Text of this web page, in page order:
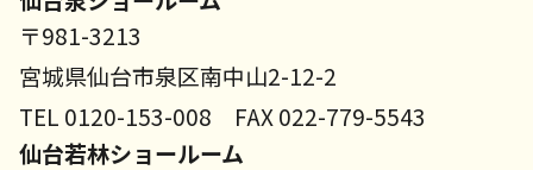
〒981-3213
宮城県仙台市泉区南中山2-12-2
TEL 0120-153-008 FAX 022-779-5543
仙台若林ショールーム